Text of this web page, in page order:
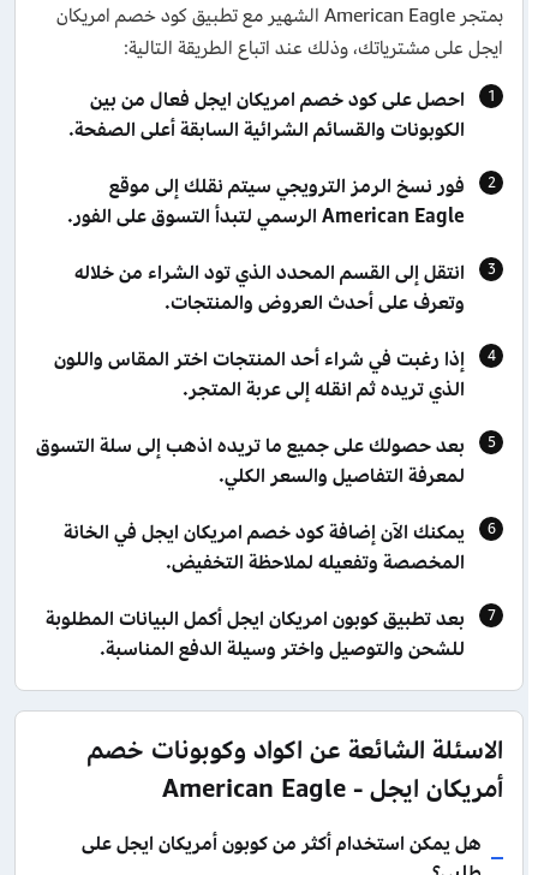
بمتجر American Eagle الشهير مع تطبيق كود خصم امريكان
ايجل على مشترياتك، وذلك عند اتباع الطريقة التالية:
احصل على كود خصم امريكان ايجل فعال من بين
الكوبونات والقسائم الشرائية السابقة أعلى الصفحة.
فور نسخ الرمز الترويجي سيتم نقلك إلى موقع
American Eagle الرسمي لتبدأ التسوق على الفور.
انتقل إلى القسم المحدد الذي تود الشراء من خلاله
وتعرف على أحدث العروض والمنتجات.
إذا رغبت في شراء أحد المنتجات اختر المقاس واللون
الذي تريده ثم انقله إلى عربة المتجر.
بعد حصولك على جميع ما تريده اذهب إلى سلة التسوق
لمعرفة التفاصيل والسعر الكلي.
يمكنك الآن إضافة كود خصم امريكان ايجل في الخانة
المخصصة وتفعيله لملاحظة التخفيض.
بعد تطبيق كوبون امريكان ايجل أكمل البيانات المطلوبة
للشحن والتوصيل واختر وسيلة الدفع المناسبة.
الاسئلة الشائعة عن اكواد وكوبونات خصم
أمريكان ايجل - American Eagle
هل يمكن استخدام أكثر من كوبون أمريكان ايجل على